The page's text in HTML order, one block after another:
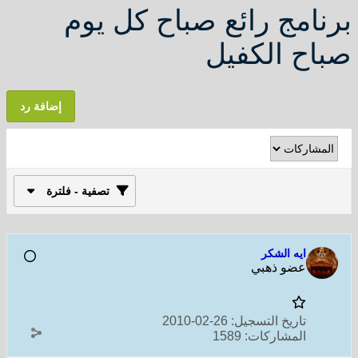
برنامج رائع صباح كل يوم
صباح الكفيل
إضافة رد
تصفية - فلترة
ايه الشكر
عضو ذهبي
تاريخ التسجيل: 26-02-2010
المشاركات: 1589